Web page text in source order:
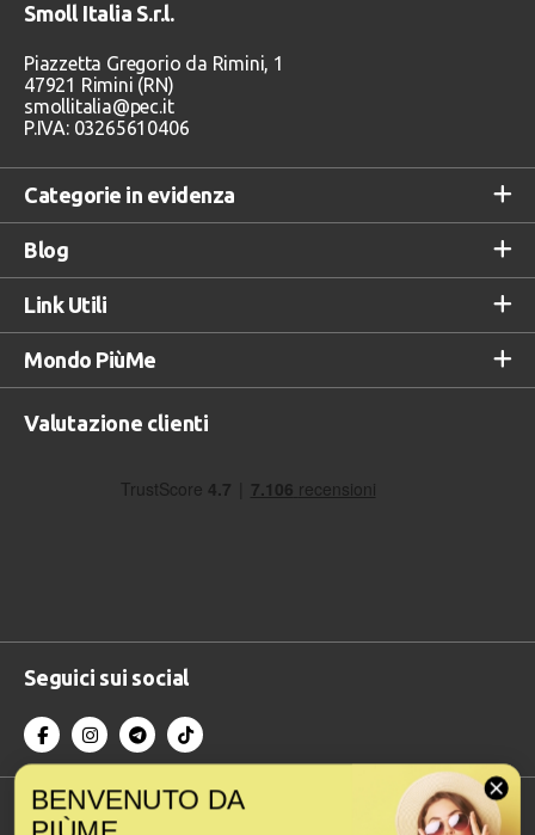
Categorie in evidenza
Blog
Link Utili
Mondo PiùMe
Smoll Italia S.r.l.
Piazzetta Gregorio da Rimini, 1
47921 Rimini (RN)
smollitalia@pec.it
P.IVA: 03265610406
Valutazione clienti
Accettiamo
Seguici sui social
BENVENUTO DA